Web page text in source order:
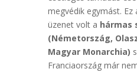
megvédik egymást. Ez
üzenet volt a hármas
(Németország,
Magyar Monarchia)
Franciaország már